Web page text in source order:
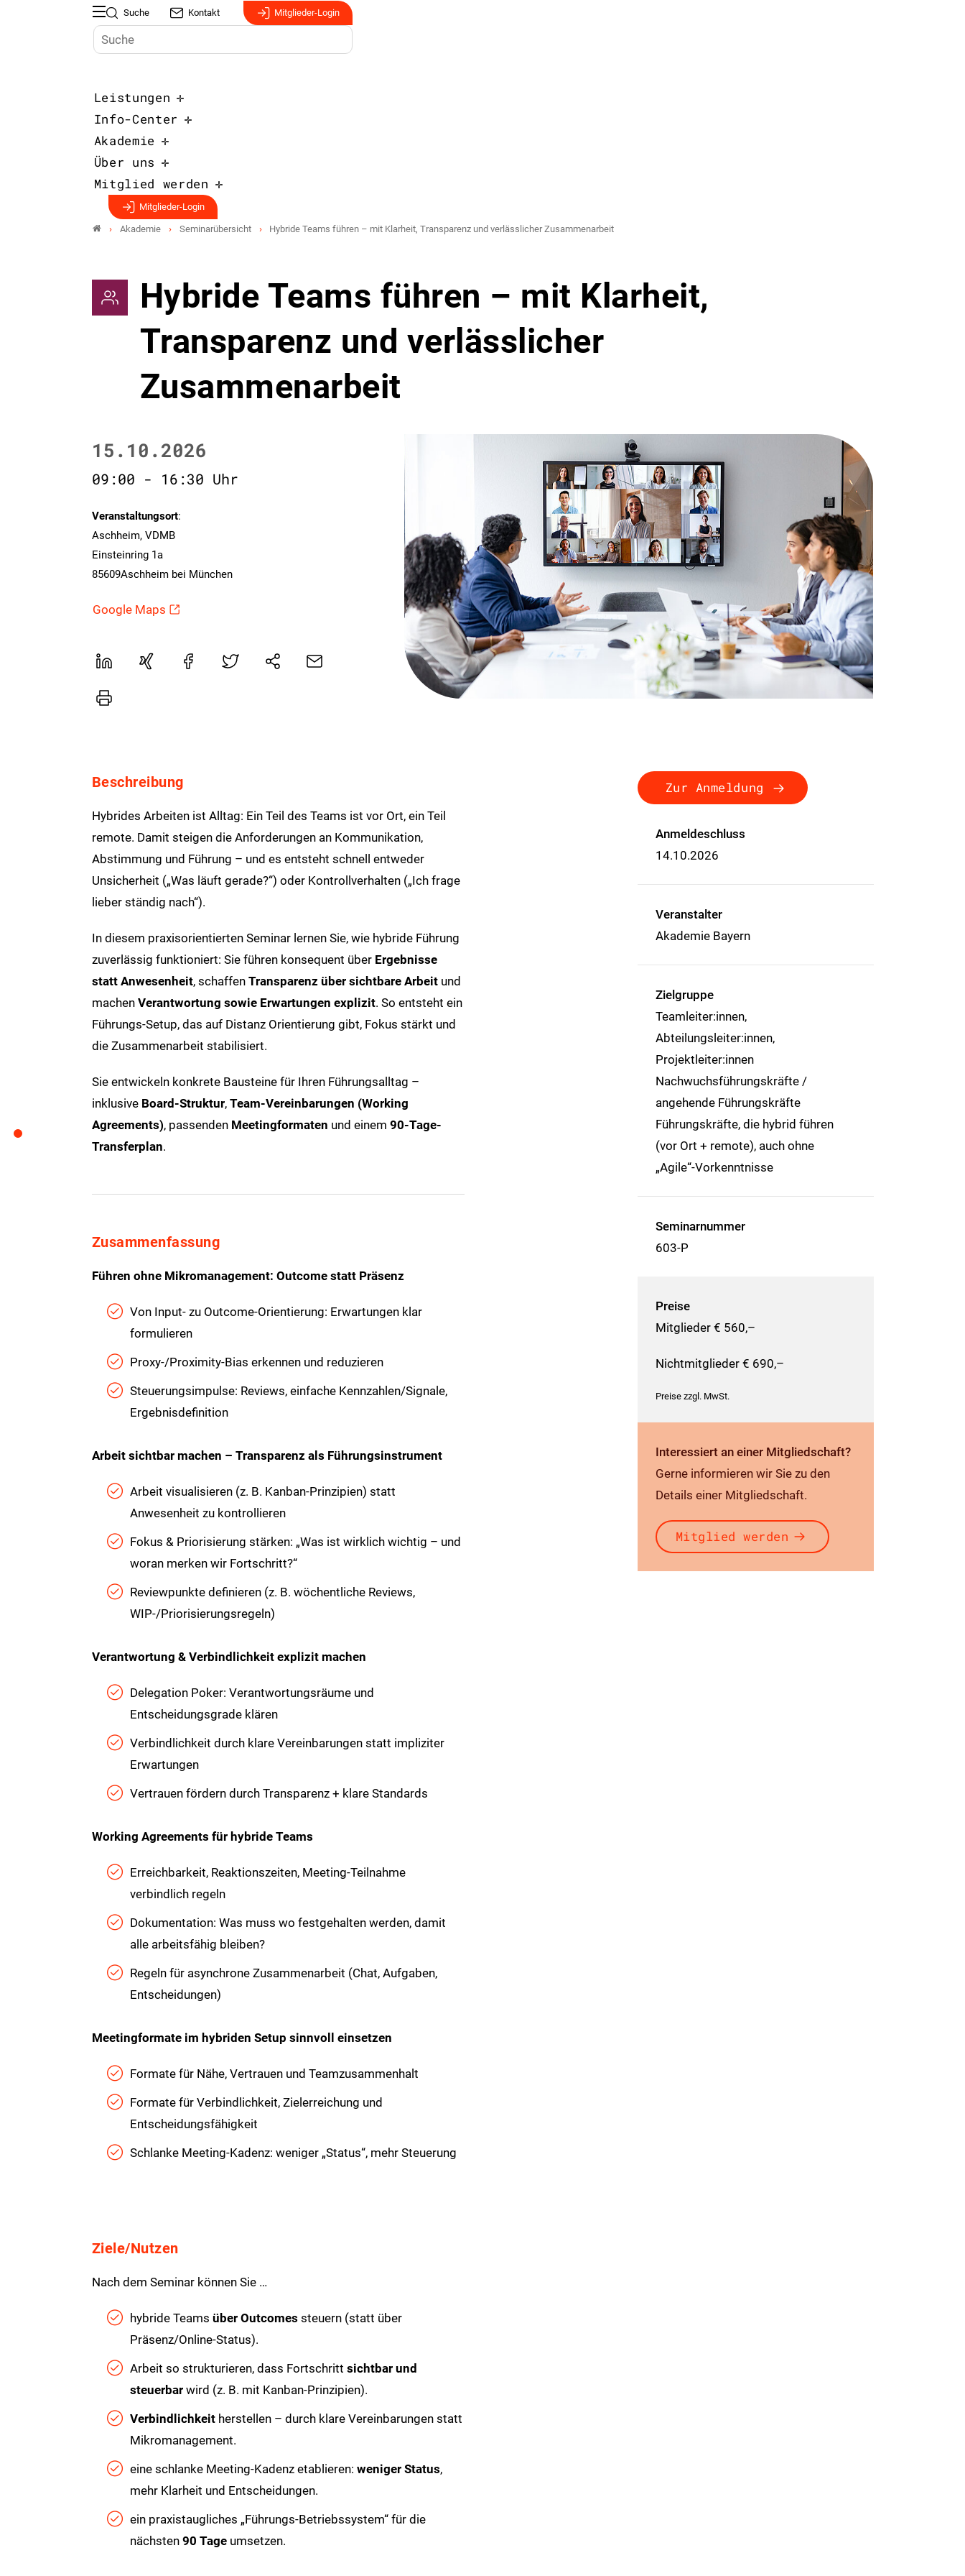
Suche Kontakt Mitglieder-Login
Leistungen
Info-Center
Akademie
Über uns
Mitglied werden
Mitglieder-Login
Akademie Seminarübersicht Hybride Teams führen – mit Klarheit, Transparenz und verlässlicher Zusammenarbeit
Hybride Teams führen – mit Klarheit,
Transparenz und verlässlicher
Zusammenarbeit
15.10.2026
09:00 - 16:30 Uhr
Veranstaltungsort:
Aschheim, VDMB
Einsteinring 1a
85609Aschheim bei München
Google Maps
Beschreibung
Hybrides Arbeiten ist Alltag: Ein Teil des Teams ist vor Ort, ein Teil
remote. Damit steigen die Anforderungen an Kommunikation,
Abstimmung und Führung – und es entsteht schnell entweder
Unsicherheit („Was läuft gerade?“) oder Kontrollverhalten („Ich frage
lieber ständig nach“).
In diesem praxisorientierten Seminar lernen Sie, wie hybride Führung
zuverlässig funktioniert: Sie führen konsequent über Ergebnisse
statt Anwesenheit, schaffen Transparenz über sichtbare Arbeitund
machen Verantwortung sowie Erwartungen explizit. So entsteht ein
Führungs-Setup, das auf Distanz Orientierung gibt, Fokus stärkt und
die Zusammenarbeit stabilisiert.
Sie entwickeln konkrete Bausteine für Ihren Führungsalltag –
inklusive Board-Struktur, Team-Vereinbarungen (Working
Agreements), passenden Meetingformaten und einem 90‑Tage-
Transferplan.
Zusammenfassung
Führen ohne Mikromanagement: Outcome statt Präsenz
Von Input- zu Outcome-Orientierung: Erwartungen klar
formulieren
Proxy-/Proximity-Bias erkennen und reduzieren
Steuerungsimpulse: Reviews, einfache Kennzahlen/Signale,
Ergebnisdefinition
Arbeit sichtbar machen – Transparenz als Führungsinstrument
Arbeit visualisieren (z. B. Kanban-Prinzipien) statt
Anwesenheit zu kontrollieren
Fokus & Priorisierung stärken: „Was ist wirklich wichtig – und
woran merken wir Fortschritt?“
Reviewpunkte definieren (z. B. wöchentliche Reviews,
WIP-/Priorisierungsregeln)
Verantwortung & Verbindlichkeit explizit machen
Delegation Poker: Verantwortungsräume und
Entscheidungsgrade klären
Verbindlichkeit durch klare Vereinbarungen statt impliziter
Erwartungen
Vertrauen fördern durch Transparenz + klare Standards
Working Agreements für hybride Teams
Erreichbarkeit, Reaktionszeiten, Meeting-Teilnahme
verbindlich regeln
Dokumentation: Was muss wo festgehalten werden, damit
alle arbeitsfähig bleiben?
Regeln für asynchrone Zusammenarbeit (Chat, Aufgaben,
Entscheidungen)
Meetingformate im hybriden Setup sinnvoll einsetzen
Formate für Nähe, Vertrauen und Teamzusammenhalt
Formate für Verbindlichkeit, Zielerreichung und
Entscheidungsfähigkeit
Schlanke Meeting-Kadenz: weniger „Status“, mehr Steuerung
Ziele/Nutzen
Nach dem Seminar können Sie …
hybride Teams über Outcomes steuern (statt über
Präsenz/Online-Status).
Arbeit so strukturieren, dass Fortschritt sichtbar und
steuerbarwird (z. B. mit Kanban-Prinzipien).
Verbindlichkeitherstellen – durch klare Vereinbarungen statt
Mikromanagement.
eine schlanke Meeting-Kadenz etablieren: weniger Status,
mehr Klarheit und Entscheidungen.
ein praxistaugliches „Führungs-Betriebssystem“ für die
nächsten 90 Tageumsetzen.
Zur Anmeldung
Anmeldeschluss
14.10.2026
Veranstalter
Akademie Bayern
Zielgruppe
Teamleiter:innen,
Abteilungsleiter:innen,
Projektleiter:innen
Nachwuchsführungskräfte /
angehende Führungskräfte
Führungskräfte, die hybrid führen
(vor Ort + remote), auch ohne
„Agile“-Vorkenntnisse
Seminarnummer
603-P
Preise
Mitglieder € 560,–
Nichtmitglieder € 690,–
Preise zzgl. MwSt.
Interessiert an einer Mitgliedschaft?
Gerne informieren wir Sie zu den
Details einer Mitgliedschaft.
Mitglied werden